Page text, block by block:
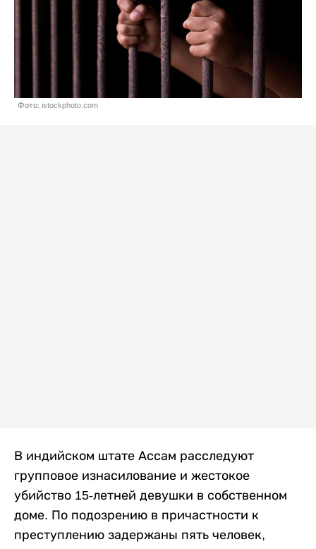
Фото: istockphoto.com
В индийском штате Ассам расследуют
групповое изнасилование и жестокое
убийство 15-летней девушки в собственном
доме. По подозрению в причастности к
преступлению задержаны пять человек,